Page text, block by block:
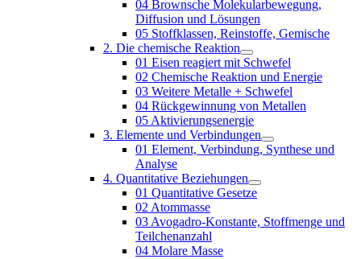
04 Brownsche Molekularbewegung,
Diffusion und Lösungen
05 Stoffklassen, Reinstoffe, Gemische
2. Die chemische Reaktion
01 Eisen reagiert mit Schwefel
02 Chemische Reaktion und Energie
03 Weitere Metalle + Schwefel
04 Rückgewinnung von Metallen
05 Aktivierungsenergie
3. Elemente und Verbindungen
01 Element, Verbindung, Synthese und
Analyse
4. Quantitative Beziehungen
01 Quantitative Gesetze
02 Atommasse
03 Avogadro-Konstante, Stoffmenge und
Teilchenanzahl
04 Molare Masse